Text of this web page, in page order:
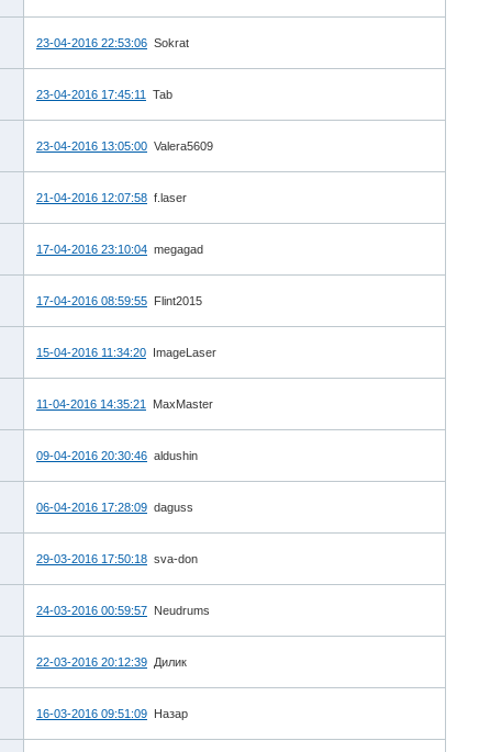
23-04-2016 22:53:06 Sokrat
23-04-2016 17:45:11 Tab
23-04-2016 13:05:00 Valera5609
21-04-2016 12:07:58 f.laser
17-04-2016 23:10:04 megagad
17-04-2016 08:59:55 Flint2015
15-04-2016 11:34:20 ImageLaser
11-04-2016 14:35:21 MaxMaster
09-04-2016 20:30:46 aldushin
06-04-2016 17:28:09 daguss
29-03-2016 17:50:18 sva-don
24-03-2016 00:59:57 Neudrums
22-03-2016 20:12:39 Дилик
16-03-2016 09:51:09 Назар